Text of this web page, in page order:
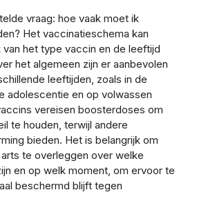
vraag: hoe vaak moet ik
Het vaccinatieschema kan
van het type vaccin en de leeftijd
het algemeen zijn er aanbevolen
leeftijden, zoals in de
adolescentie en op volwassen
vereisen boosterdoses om
te houden, terwijl andere
bieden. Het is belangrijk om
te overleggen over welke
en op welk moment, om ervoor te
beschermd blijft tegen